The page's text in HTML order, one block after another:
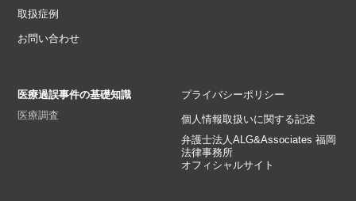
取扱症例
お問い合わせ
医療過誤事件の基礎知識
医療調査
プライバシーポリシー
個人情報取扱いに関する記述
弁護士法人ALG&Associates 福岡
法律事務所
オフィシャルサイト